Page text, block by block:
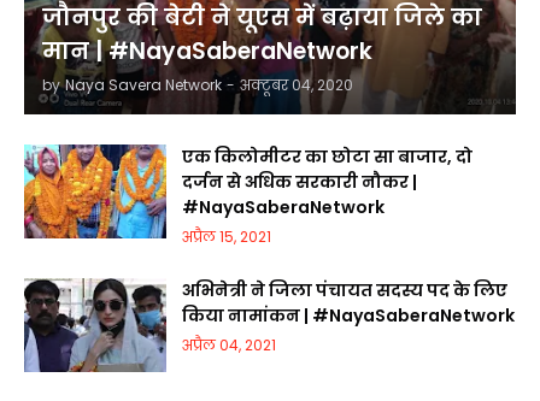
जौनपुर की बेटी ने यूएस में बढ़ाया जिले का
मान | #NayaSaberaNetwork
by Naya Savera Network - अक्टूबर 04, 2020
एक किलोमीटर का छोटा सा बाजार, दो
दर्जन से अधिक सरकारी नौकर |
#NayaSaberaNetwork
अप्रैल 15, 2021
अभिनेत्री ने जिला पंचायत सदस्य पद के लिए
किया नामांकन | #NayaSaberaNetwork
अप्रैल 04, 2021